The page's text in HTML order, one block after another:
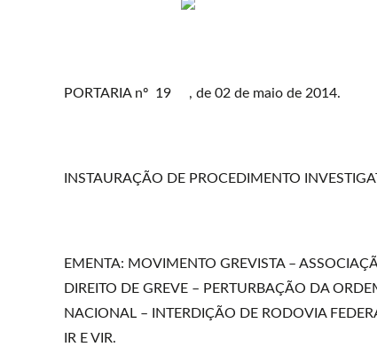
PORTARIA nº 19 , de 02 de maio de 2014.
INSTAURAÇÃO DE PROCEDIMENTO
EMENTA: MOVIMENTO GREVISTA –
DIREITO DE GREVE – PERTURBAÇÃO DA
NACIONAL – INTERDIÇÃO DE RODOVIA
IR E VIR.